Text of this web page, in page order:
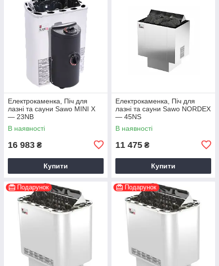
Електрокаменка, Піч для
лазні та сауни Sawo MINI X
— 23NB
В наявності
16 983 ₴
Купити
Електрокаменка, Піч для
лазні та сауни Sawo NORDEX
— 45NS
В наявності
11 475 ₴
Купити
Подарунок Подарунок